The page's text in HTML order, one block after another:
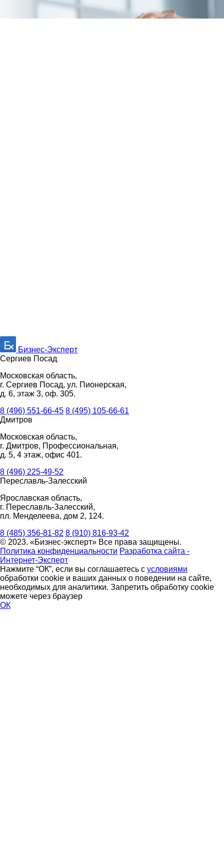
Бизнес-Эксперт
Сергиев Посад
Московская область,
г. Сергиев Посад, ул. Пионерская,
д. 6, этаж 3, оф. 305.
8 (496) 551-66-45 8 (495) 105-66-61
Дмитров
Московская область,
г. Дмитров, Профессиональная,
д. 5, 4 этаж, офис 401.
8 (496) 225-49-52
Переславль-Залесский
Ярославская область,
г. Переславль-Залесский,
пл. Менделеева, дом 2, 124.
8 (485) 356-81-82 8 (910) 816-93-42
© 2023. «Бизнес-эксперт» Все права защищены.
Политика конфиденциальности Разработка сайта -
Интернет-Эксперт
Нажмите “ОК”, если вы соглашаетесь с условиями
обработки cookie и ваших данных о поведении на сайте,
необходимых для аналитики. Запретить обработку cookie
можете через браузер
ОК